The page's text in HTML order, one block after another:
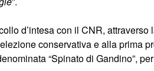
d’intesa con il CNR, attraverso
conservativa e alla prima
“Spinato di Gandino”,